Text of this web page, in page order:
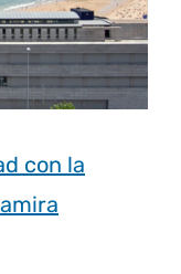
con la